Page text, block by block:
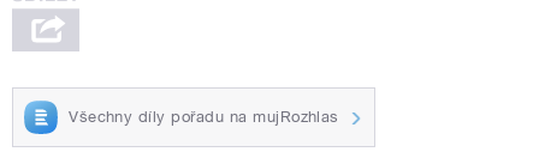
Všechny díly pořadu na mujRozhlas